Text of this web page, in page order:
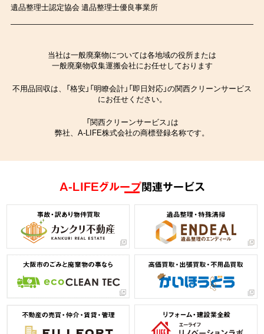
遺品整理士認定協会 遺品整理士優良事業所
当社は一般廃棄物については各地域の役所または
一般廃棄物収集運搬会社にお任せしております
不用品回収は、「格安」「明瞭会計」「即日対応」の関西クリーンサービス
にお任せください。
「関西クリーンサービス」は
弊社、A-LIFE株式会社の商標登録名称です。
A-LIFEグループ関連サービス